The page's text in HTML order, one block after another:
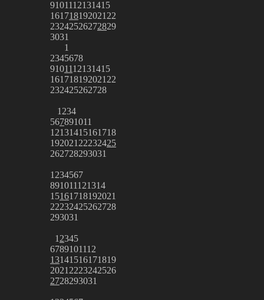
9101112131415
161718192021 22
23242526272829
3031
1
2345678
9101112131415
161718192021 22
232425262728
1 234
567891011
12131415161718
192021 22232425
262728293031
1 234567
891011121314
15161718192021
22232425262728
293031
1 2345
6789101112
13141516171819
2021 2223242526
2728293031